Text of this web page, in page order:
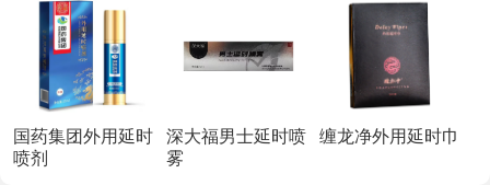
国药集团外用延时
喷剂
深大福男士延时喷
雾
缠龙净外用延时巾